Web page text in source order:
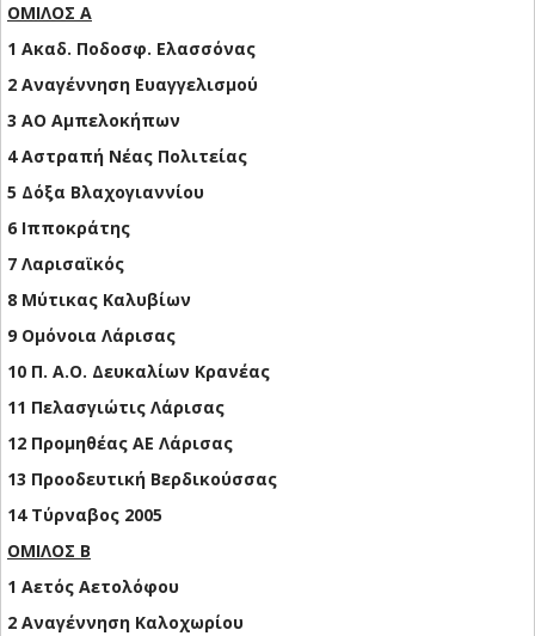
ΟΜΙΛΟΣ A
1 Ακαδ. Ποδοσφ. Ελασσόνας
2 Αναγέννηση Ευαγγελισμού
3 ΑΟ Αμπελοκήπων
4 Αστραπή Νέας Πολιτείας
5 Δόξα Βλαχογιαννίου
6 Ιπποκράτης
7 Λαρισαϊκός
8 Μύτικας Καλυβίων
9 Ομόνοια Λάρισας
10 Π. Α.Ο. Δευκαλίων Κρανέας
11 Πελασγιώτις Λάρισας
12 Προμηθέας ΑΕ Λάρισας
13 Προοδευτική Βερδικούσσας
14 Τύρναβος 2005
ΟΜΙΛΟΣ Β
1 Αετός Αετολόφου
2 Αναγέννηση Καλοχωρίου